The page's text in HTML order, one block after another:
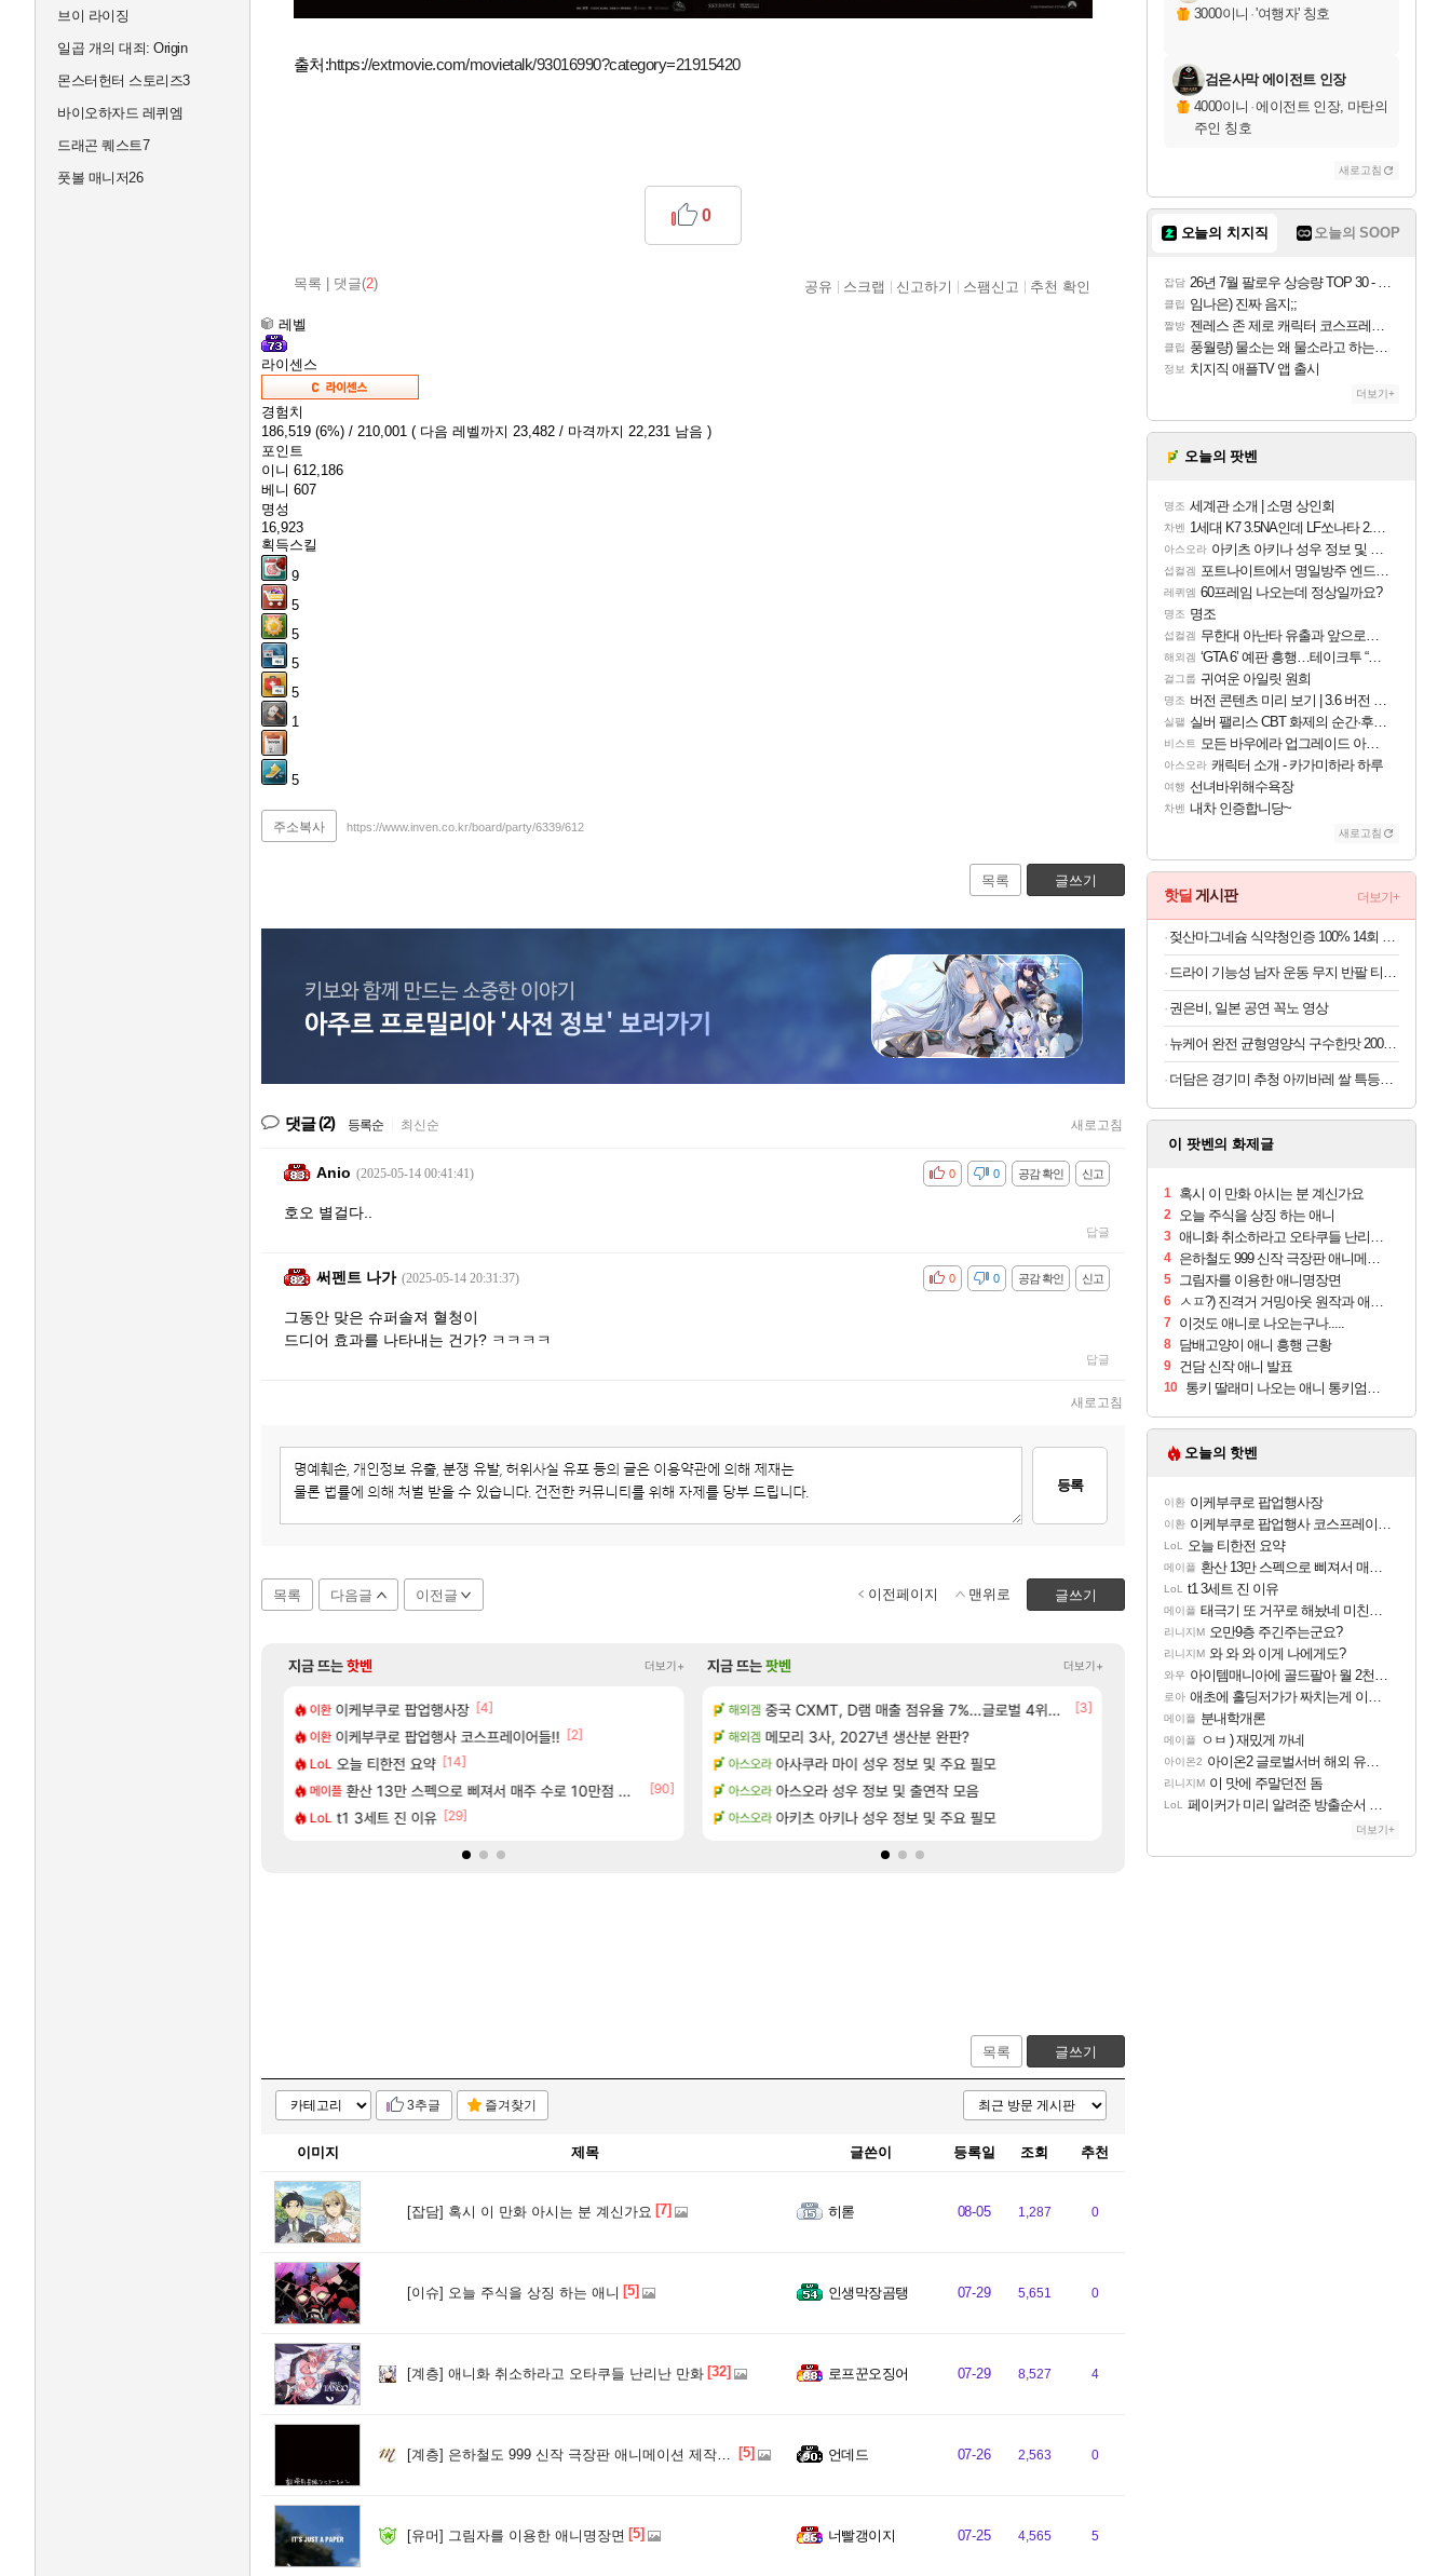
브이 라이징
일곱 개의 대죄: Origin
몬스터헌터 스토리즈3
바이오하자드 레퀴엠
드래곤 퀘스트7
풋볼 매니저26
출처:https://extmovie.com/movietalk/93016990?category=21915420
목록 | 댓글(2)
0
공유 스크랩 신고하기 스팸신고 추천 확인
레벨
라이센스
경험치
186,519 (6%) / 210,001 ( 다음 레벨까지 23,482 / 마격까지 22,231 남음 )
포인트
이니 612,186
베니 607
명성
16,923
획득스킬
9
5
5
5
5
1
5
주소복사 https://www.inven.co.kr/board/party/6339/612
목록 글쓰기
댓글(2) 등록순 최신순 새로고침
Anio (2025-05-14 00:41:41) 신고
공감 확인
비공감 0
0
호오 별걸다..
답글
써펜트 나가 (2025-05-14 20:31:37) 신고
공감 확인
비공감 0
0
그동안 맞은 슈퍼솔져 혈청이
드디어 효과를 나타내는 건가? ㅋㅋㅋㅋ
답글
새로고침
등록
목록 다음글 이전글 글쓰기
이전페이지 맨위로
지금 뜨는핫벤 더보기+
이환 이케부쿠로 팝업행사장 [4]
이환 이케부쿠로 팝업행사 코스프레이어들!! [2]
LoL 오늘 티한전 요약 [14]
메이플 환산 13만 스펙으로 삐져서 매주 수로 10만점 치고있으면 ㅋㅋ
[90]
LoL t1 3세트 진 이유 [29]
메이플 태극기 또 거꾸로 해놨네 미친것들 ㅋㅋㅋ [147]
리니지M 오만9층 주긴주는군요? [17]
리니지M 와 와 와 이게 나에게도? [23]
와우 아이템매니아에 골드팔아 월 2천만원 넘게 버는 인간 있던데
로아 애초에 홀딩저가가 짜치는게 이거임 ㅋㅋ
메이플 분내학개론
[173]
메이플 ㅇㅂ ) 재밌게 까네
아이온2 아이온2 글로벌서버 해외 유저 반응
리니지M 이 맛에 주말던전 돔
페이커가 미리 알려준 방출순서 ㄷㄷㄷㄷ
지금 뜨는팟벤 더보기+
비스트 모든 바우에라 업그레이드 아이템 획득 위치 공략 (89개)
비스트 모든 요리/작물 책 획득 위치 공략 (36개) - 미식가 도전과제
섭컬겜 무한대 아난타 유출과 앞으로의 예상 (루머)
PV 라스트 에포크 시즌5 - 서리화신의 분노 티저
해외겜 ‘GTA 6’ 예판 흥행…테이크투 “내부 예상 크게 넘어”
해외겜 중국 CXMT, D램 매출 점유율 7%…글로벌 4위로 부상
[3]
해외겜 메모리 3사, 2027년 생산분 완판?
아스오라 아사쿠라 마이 성우 정보 및 주요 필모
아스오라 아스오라 성우 정보 및 출연작 모음
아스오라 아키츠 아키나 성우 정보 및 주요 필모
선녀바위해수욕장
GTA6 8월 28일 넷플릭스에서 예고편 공개 예정
차벤 아반테 2.0 자연흡기? [1]
아스오라 카가미하라 하루 성우 정보 및 주요 필모
모든 엘리트 골렘 위치 공략 (30개) - 방랑
목록 글쓰기
3추글 즐겨찾기
이미지 제목 글쓴이 등록일 조회 추천
[잡담] 혹시 이 만화 아시는 분 계신가요 [7] 히롣 08-05 1,287 0
[이슈] 오늘 주식을 상징 하는 애니 [5] 인생막장곰탱 07-29 5,651 0
[계층] 애니화 취소하라고 오타쿠들 난리난 만화 [32] 로프꾼오징어 07-29 8,527 4
[계층] 은하철도 999 신작 극장판 애니메이션 제작 결정 [5] 언데드 07-26 2,563 0
[유머] 그림자를 이용한 애니명장면 [5] 너빨갱이지 07-25 4,565 5
3000이니 ·'여행자' 칭호
검은사막 에이전트 인장
4000이니 ·에이전트 인장, 마탄의
주인 칭호
새로고침
오늘의 치지직 오늘의 SOOP
잡담 26년 7월 팔로우 상승량 TOP 30 - 월간 치지직
클립 임나은) 진짜 음지;;
짤방 젠레스 존 제로 캐릭터 코스프레한 꽁주
클립 풍월량) 물소는 왜 물소라고 하는거야? 아! 그만 ㅋㅋ 알았어 ㅋㅋ
정보 치지직 애플TV 앱 출시
더보기+
오늘의 팟벤
명조 세계관 소개 | 소명 상인회
차벤 1세대 K7 3.5NA인데 LF쏘나타 2.0NA 기변하면 유류비 절약이 얼마나 될까요..?
아스오라 아키츠 아키나 성우 정보 및 주요 필모
섭컬겜 포트나이트에서 명일방주 엔드필드 [펠리카] 판매 예정
레퀴엠 60프레임 나오는데 정상일까요?
명조 명조
섭컬겜 무한대 아난타 유출과 앞으로의 예상 (루머)
해외겜 ‘GTA 6’ 예판 흥행…테이크투 “내부 예상 크게 넘어”
걸그룹 귀여운 아일릿 원희
명조 버전 콘텐츠 미리 보기 | 3.6 버전 「신기루 속 등불 그림자, 속세에 깃든 검의 결심」이 8월 20일에 업데이트됩니다!
실팰 실버 팰리스 CBT 화제의 순간·후기 모음
비스트 모든 바우에라 업그레이드 아이템 획득 위치 공략 (89개)
아스오라 캐릭터 소개 - 카가미하라 하루
여행 선녀바위해수욕장
차벤 내차 인증합니당~
새로고침
핫딜 게시판 더보기+
젖산마그네슘 식약청인증 100% 14회 x 6박스
드라이 기능성 남자 운동 무지 반팔 티셔츠 빅사이즈
권은비, 일본 공연 꼭노 영상
뉴케어 완전 균형영양식 구수한맛 200ml x 24개
더담은 경기미 추청 아끼바레 쌀 특등급 10kg
이 팟벤의 화제글
1 혹시 이 만화 아시는 분 계신가요
2 오늘 주식을 상징 하는 애니
3 애니화 취소하라고 오타쿠들 난리난 만화
4 은하철도 999 신작 극장판 애니메이션 제작 결정
5 그림자를 이용한 애니명장면
6 ㅅㅍ?) 진격거 거밍아웃 원작과 애니 비교.jpg
7 이것도 애니로 나오는구나.....
8 담배고양이 애니 흥행 근황
9 건담 신작 애니 발표
10 통키 딸래미 나오는 애니 통키엄마 근황
오늘의 핫벤
이환 이케부쿠로 팝업행사장
이환 이케부쿠로 팝업행사 코스프레이어들!!
LoL 오늘 티한전 요약
메이플 환산 13만 스펙으로 삐져서 매주 수로 10만점 치고있으면 ㅋㅋ
LoL t1 3세트 진 이유
메이플 태극기 또 거꾸로 해놨네 미친것들 ㅋㅋㅋ
리니지M 오만9층 주긴주는군요?
리니지M 와 와 와 이게 나에게도?
와우 아이템매니아에 골드팔아 월 2천만원 넘게 버는 인간 있던데
로아 애초에 홀딩저가가 짜치는게 이거임 ㅋㅋ
메이플 분내학개론
메이플 ㅇㅂ ) 재밌게 까네
아이온2 아이온2 글로벌서버 해외 유저 반응
리니지M 이 맛에 주말던전 돔
LoL 페이커가 미리 알려준 방출순서 ㄷㄷㄷㄷ
더보기+